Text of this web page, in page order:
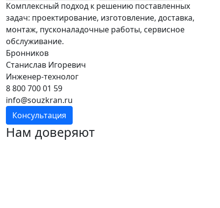
Комплексный подход к решению поставленных
задач: проектирование, изготовление, доставка,
монтаж, пусконаладочные работы, сервисное
обслуживание.
Бронников
Станислав Игоревич
Инженер-технолог
8 800 700 01 59
info@souzkran.ru
Консультация
Нам доверяют